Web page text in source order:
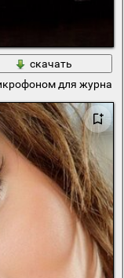
скачать
для